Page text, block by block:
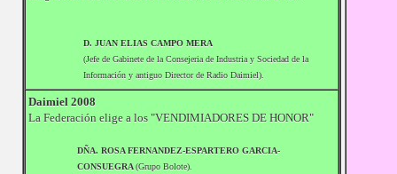
D. JUAN ELIAS CAMPO MERA
(Jefe de Gabinete de la Consejeria de Industria y Sociedad de la
Información y antiguo Director de Radio Daimiel).
Daimiel 2008
La Federación elige a los "VENDIMIADORES DE HONOR"
DÑA. ROSA FERNANDEZ-ESPARTERO GARCIA-
CONSUEGRA(Grupo Bolote).